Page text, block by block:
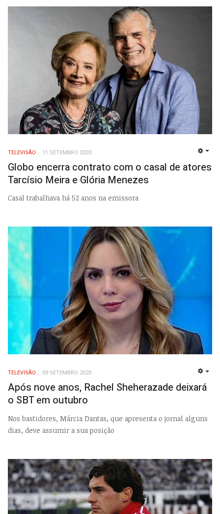
TELEVISÃO 11 SETEMBRO 2020
Globo encerra contrato com o casal de atores
Tarcísio Meira e Glória Menezes
Casal trabalhava há 52 anos na emissora
TELEVISÃO 09 SETEMBRO 2020
Após nove anos, Rachel Sheherazade deixará
o SBT em outubro
Nos bastidores, Márcia Dantas, que apresenta o jornal alguns
dias, deve assumir a sua posição